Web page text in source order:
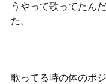
うやって歌ってたん
た。
歌ってる時の体のポ